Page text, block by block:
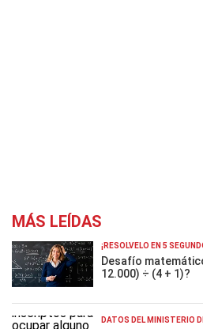
MÁS LEÍDAS
¡RESOLVELO EN 5
Desafío
12.000) ÷ (4 + 1)?
DATOS DEL MINISTERIO